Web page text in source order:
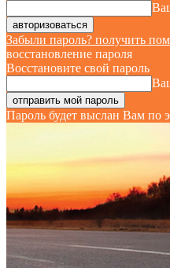
Забыли пароль? получить
восстановление пароля
Восстановите свой пароль
Пароль будет выслан Вам по